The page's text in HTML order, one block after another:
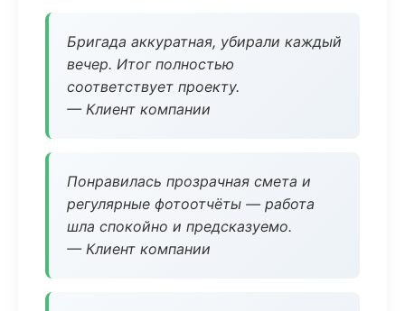
Бригада аккуратная, убирали каждый
вечер. Итог полностью
соответствует проекту.
— Клиент компании
Понравилась прозрачная смета и
регулярные фотоотчёты — работа
шла спокойно и предсказуемо.
— Клиент компании